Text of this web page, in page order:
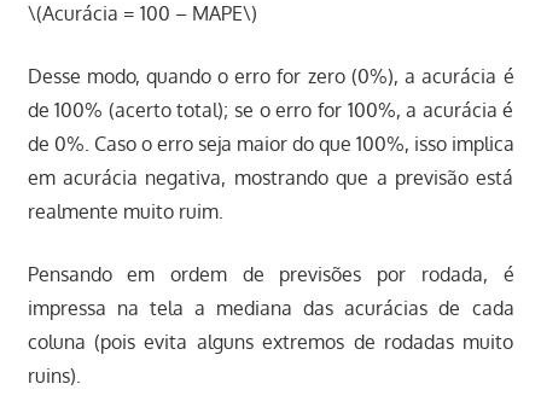
\(Acurácia = 100 – MAPE\)
Desse modo, quando o erro for zero (0%), a acurácia é
de 100% (acerto total); se o erro for 100%, a acurácia é
de 0%. Caso o erro seja maior do que 100%, isso implica
em acurácia negativa, mostrando que a previsão está
realmente muito ruim.
Pensando em ordem de previsões por rodada, é
impressa na tela a mediana das acurácias de cada
coluna (pois evita alguns extremos de rodadas muito
ruins).